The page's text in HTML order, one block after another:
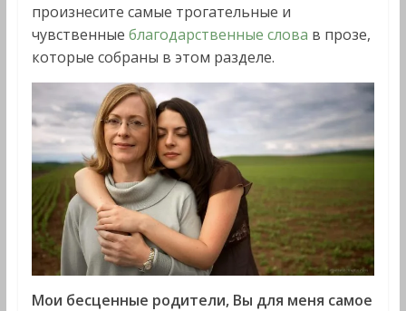
произнесите самые трогательные и
чувственные благодарственные слова в прозе,
которые собраны в этом разделе.
Мои бесценные родители, Вы для меня самое